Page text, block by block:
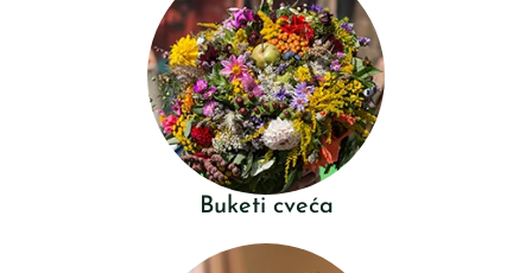
Buketi cveća